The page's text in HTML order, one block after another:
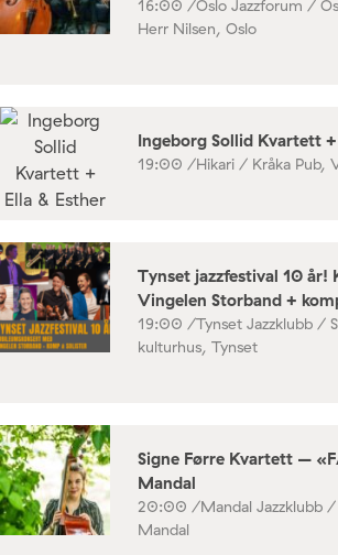
16:00 /Oslo Jazzforum /
Herr Nilsen, Oslo
Ingeborg Sollid Kvartett
19:00 /Hikari / Kråka Pub,
Tynset jazzfestival 10 år!
Vingelen Storband +
19:00 /Tynset Jazzklubb /
kulturhus, Tynset
Signe Førre Kvartett –
Mandal
20:00 /Mandal Jazzklubb
Mandal